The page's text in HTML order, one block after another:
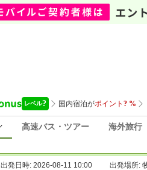
高速バス・ツアー 海外旅行
出発日時: 2026-08-11 10:00
出発場所: